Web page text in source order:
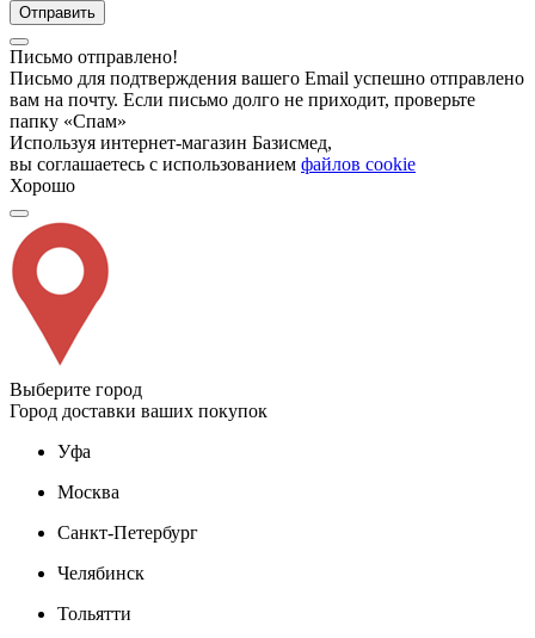
Отправить
Письмо отправлено!
Письмо для подтверждения вашего Email успешно отправлено
вам на почту. Если письмо долго не приходит, проверьте
папку «Спам»
Используя интернет-магазин Базисмед,
вы соглашаетесь с использованием файлов cookie
Хорошо
Выберите город
Город доставки ваших покупок
Уфа
Москва
Санкт-Петербург
Челябинск
Тольятти